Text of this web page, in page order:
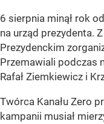
6 sierpnia minął rok
na urząd prezydenta.
Prezydenckim
Przemawiali podczas
Rafał Ziemkiewicz i
Twórca Kanału Zero
kampanii musiał